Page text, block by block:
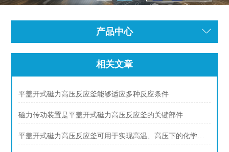
产品中心
相关文章
平盖开式磁力高压反应釜能够适应多种反应条件
磁力传动装置是平盖开式磁力高压反应釜的关键部件
平盖开式磁力高压反应釜可用于实现高温、高压下的化学反应